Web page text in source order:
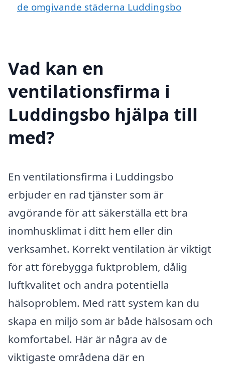
de omgivande städerna Luddingsbo
Vad kan en
ventilationsfirma i
Luddingsbo hjälpa till
med?
En ventilationsfirma i Luddingsbo
erbjuder en rad tjänster som är
avgörande för att säkerställa ett bra
inomhusklimat i ditt hem eller din
verksamhet. Korrekt ventilation är viktigt
för att förebygga fuktproblem, dålig
luftkvalitet och andra potentiella
hälsoproblem. Med rätt system kan du
skapa en miljö som är både hälsosam och
komfortabel. Här är några av de
viktigaste områdena där en